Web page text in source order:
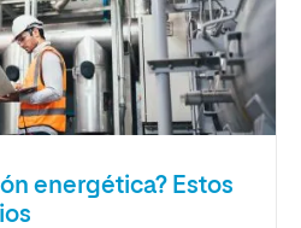
energética? Estos